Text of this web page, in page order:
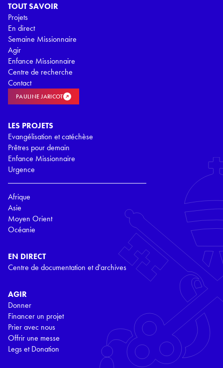
TOUT SAVOIR
Projets
En direct
Semaine Missionnaire
Agir
Enfance Missionnaire
Centre de recherche
Contact
PAULINE JARICOT
LES PROJETS
Evangélisation et catéchèse
Prêtres pour demain
Enfance Missionnaire
Urgence
Afrique
Asie
Moyen Orient
Océanie
EN DIRECT
Centre de documentation et d'archives
AGIR
Donner
Financer un projet
Prier avec nous
Offrir une messe
Legs et Donation